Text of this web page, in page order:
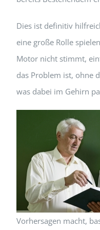
Dies ist definitiv
eine große Rolle
Motor nicht stimmt,
das Problem ist, ohne
was dabei im Gehirn
Vorhersagen macht,